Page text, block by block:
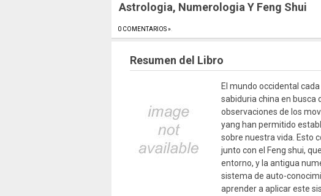
Astrologia, Numerologia Y Feng Shui
0 COMENTARIOS »
Resumen del Libro
El mundo occidental
sabiduria china en busca
observaciones de los
yang han permitido
sobre nuestra vida. Esto
junto con el Feng shui,
entorno, y la antigua
sistema de auto-
aprender a aplicar este